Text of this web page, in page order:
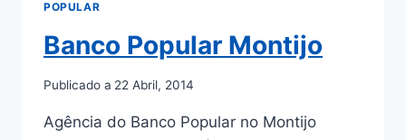
POPULAR
Banco Popular Montijo
Publicado a 22 Abril, 2014
Agência do Banco Popular no Montijo